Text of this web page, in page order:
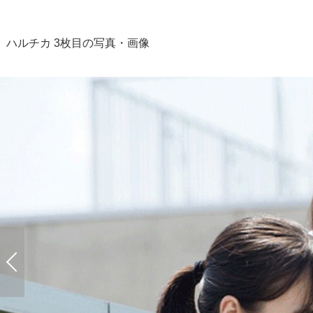
ハルチカ 3枚目の写真・画像